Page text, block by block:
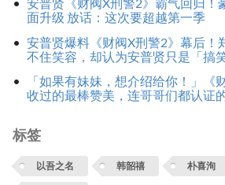
面升级 放话：这次要超越第一季
安普贤爆料《财阀X刑警2》幕后！
不住笑容，却认为安普贤只是「搞笑
「如果有妹妹，想介绍给你！」《
收过的最棒赞美，连哥哥们都认证
标签
以吾之名 韩韶禧 朴喜洵